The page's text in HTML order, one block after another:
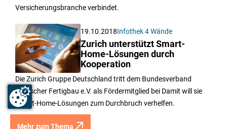
Versicherungsbranche verbindet.
19.10.2018Infothek 4 Wände
Zurich unterstützt Smart-
Home-Lösungen durch
Kooperation
Die Zurich Gruppe Deutschland tritt dem Bundesverband
Deutscher Fertigbau e.V. als Fördermitglied bei Damit will sie
Smart-Home-Lösungen zum Durchbruch verhelfen.
Mehr zum Thema